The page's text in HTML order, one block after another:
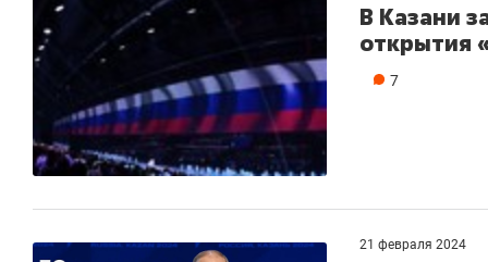
В Казани
открытия
7
21 февраля 2024